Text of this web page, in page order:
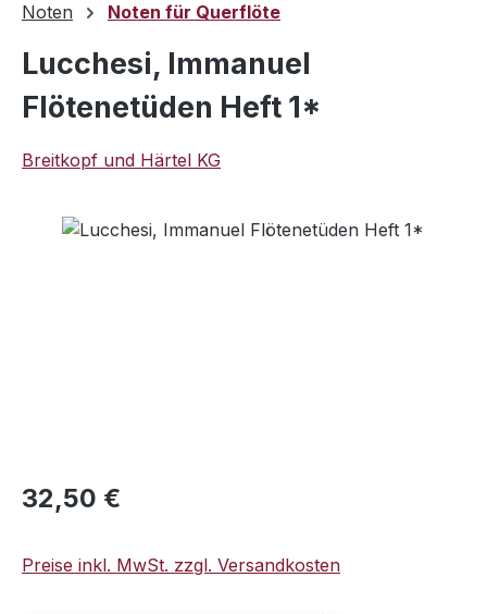
Noten Noten für Querflöte
Lucchesi, Immanuel
Flötenetüden Heft 1*
Breitkopf und Härtel KG
Regulärer Preis:
32,50 €
Preise inkl. MwSt. zzgl. Versandkosten